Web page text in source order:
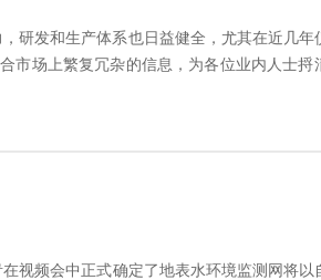
研发和生产体系也日益健全，尤其在近几年
市场上繁复冗杂的信息，为各位业内人士捋
视频会中正式确定了地表水环境监测网将以